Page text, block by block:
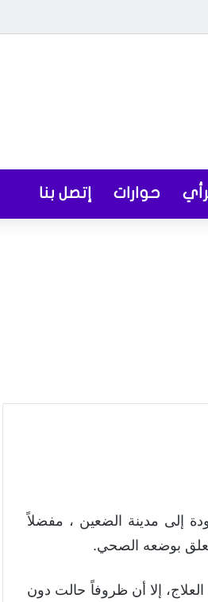
حوارات إتصل بنا
إلى مدينة الضعين ، مفضلاً
بوضعه الصحي.
إلا أن ظروفاً حالت دون